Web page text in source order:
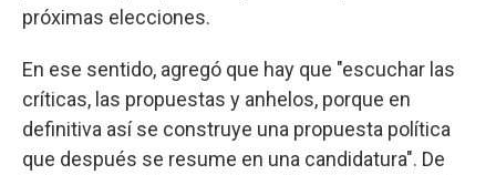
próximas elecciones.
En ese sentido, agregó que hay que "escuchar las
críticas, las propuestas y anhelos, porque en
definitiva así se construye una propuesta política
que después se resume en una candidatura". De